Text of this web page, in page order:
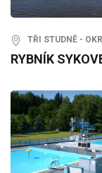
TŘI STUDNĚ -
RYBNÍK